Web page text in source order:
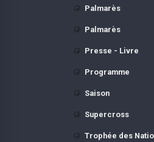
Palmarès
Palmarès
Presse - Livre
Programme
Saison
Supercross
Trophée des